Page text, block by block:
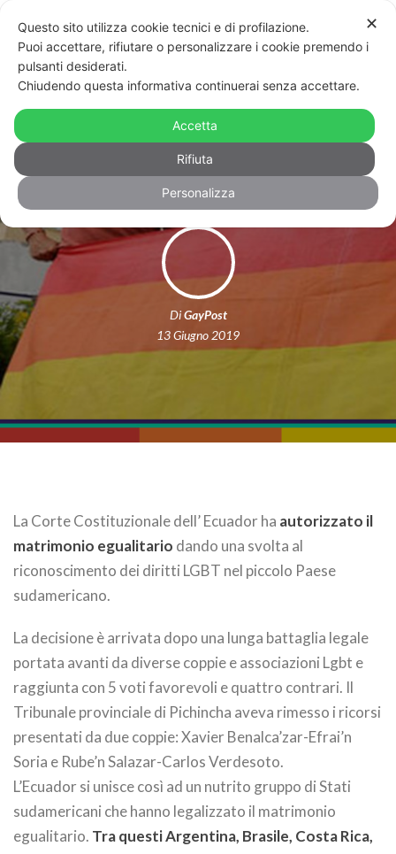
L’Ecuador dice sì al matrimonio
egualitario
DiGayPost
13 Giugno 2019
La Corte Costituzionale dell’ Ecuador ha autorizzato il
matrimonio egualitario dando una svolta al
riconoscimento dei diritti LGBT nel piccolo Paese
sudamericano.
La decisione è arrivata dopo una lunga battaglia legale
portata avanti da diverse coppie e associazioni Lgbt e
raggiunta con 5 voti favorevoli e quattro contrari. Il
Tribunale provinciale di Pichincha aveva rimesso i ricorsi
presentati da due coppie: Xavier Benalca’zar-Efrai’n
Soria e Rube’n Salazar-Carlos Verdesoto.
L’Ecuador si unisce così ad un nutrito gruppo di Stati
sudamericani che hanno legalizzato il matrimonio
egualitario. Tra questi Argentina, Brasile, Costa Rica,
✕
Questo sito utilizza cookie tecnici e di profilazione.
Puoi accettare, rifiutare o personalizzare i cookie premendo i
pulsanti desiderati.
Chiudendo questa informativa continuerai senza accettare.
Accetta
Rifiuta
Personalizza